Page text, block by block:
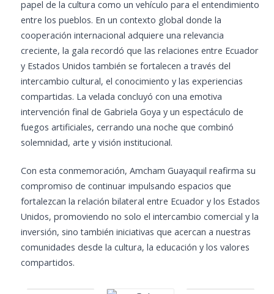
papel de la cultura como un vehículo para el entendimiento
entre los pueblos. En un contexto global donde la
cooperación internacional adquiere una relevancia
creciente, la gala recordó que las relaciones entre Ecuador
y Estados Unidos también se fortalecen a través del
intercambio cultural, el conocimiento y las experiencias
compartidas. La velada concluyó con una emotiva
intervención final de Gabriela Goya y un espectáculo de
fuegos artificiales, cerrando una noche que combinó
solemnidad, arte y visión institucional.
Con esta conmemoración, Amcham Guayaquil reafirma su
compromiso de continuar impulsando espacios que
fortalezcan la relación bilateral entre Ecuador y los Estados
Unidos, promoviendo no solo el intercambio comercial y la
inversión, sino también iniciativas que acercan a nuestras
comunidades desde la cultura, la educación y los valores
compartidos.